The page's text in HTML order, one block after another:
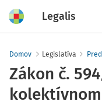
Legalis
Domov Legislatíva
Zákon č.